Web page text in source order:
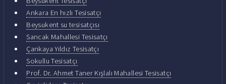
Ankara En hızlı Tesisatçı
Beysukent su tesisatçısı
Sancak Mahallesi Tesisatçı
Çankaya Yıldız Tesisatçı
Sokullu Tesisatçı
Prof. Dr. Ahmet Taner Kışlalı Mahallesi Tesisatçı